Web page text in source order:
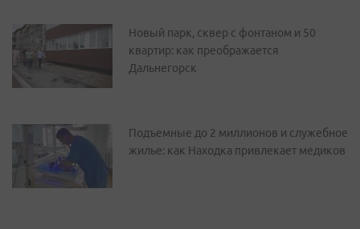
Новый парк, сквер с фонтаном и 50
квартир: как преображается
Дальнегорск
Подъемные до 2 миллионов и служебное
жилье: как Находка привлекает медиков